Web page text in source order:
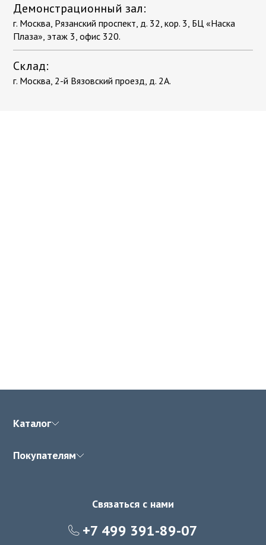
Демонстрационный зал:
г. Москва, Рязанский проспект, д. 32, кор. 3, БЦ «Наска
Плаза», этаж 3, офис 320.
Склад:
г. Москва, 2-й Вязовский проезд, д. 2А.
Каталог
Покупателям
Связаться с нами
+7 499 391-89-07